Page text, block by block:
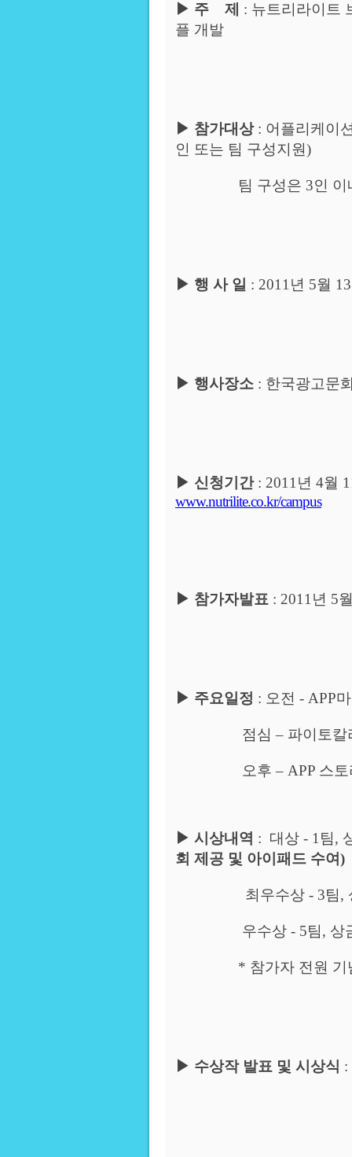
▶ 주 제 : 뉴트리라이트
플 개발
▶ 참가대상: 어플리케이
인 또는 팀 구성지원)
팀 구성은 3인 이
▶ 행 사 일 : 2011 년 5월 13
▶ 행사장소 : 한국광고문
▶ 신청기간: 2011 년 4월
www.nutrilite.co.kr/campus
▶ 참가자발표 : 2011 년 5
▶ 주요일정 : 오전 - APP
점심 – 파이토칼
오후 – APP 스
▶ 시상내역 : 대상 - 1 팀,
회 제공 및 아이패드 수여)
최우수상 - 3팀,
우수상 - 5팀, 상
* 참가자 전원
▶ 수상작 발표 및 시상식 :